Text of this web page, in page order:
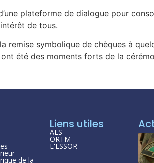
plateforme de dialogue pour
de tous.
symbolique de chèques à
été des moments forts de la
de la
Liens utiles
AES
ORTM
L'ESSOR